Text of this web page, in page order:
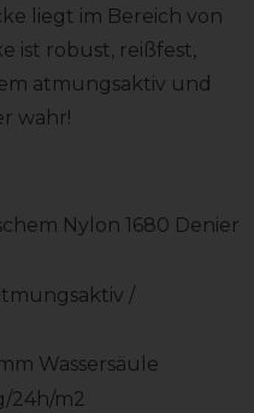
liegt im Bereich von
ist robust, reißfest,
atmungsaktiv und
wahr!
Nylon 1680 Denier
/
Wassersäule
24h/m2